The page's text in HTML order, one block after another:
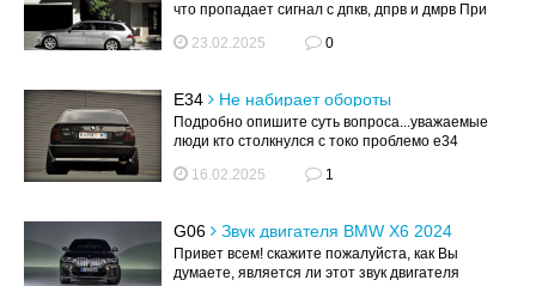
что пропадает сигнал с дпкв, дпрв и дмрв При
23.02.2025
0
E34 Не набирает обороты
Подробно опишите суть вопроса...уважаемые
люди кто столкнулся с токо проблемо е34
16.02.2025
1
G06
Звук двигателя BMW X6 2024
(Facelift) 30d с пробегом 13 000 км
Привет всем! скажите пожалуйста, как Вы
думаете, является ли этот звук двигателя